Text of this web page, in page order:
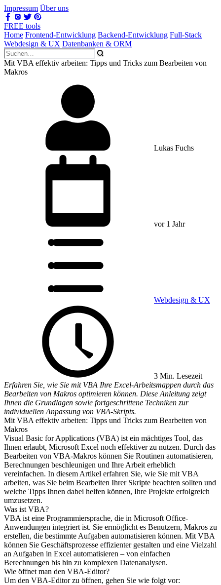
Impressum Über uns
FREE tools
Home Frontend-Entwicklung Backend-Entwicklung Full-Stack
Webdesign & UX Datenbanken & ORM
Mit VBA effektiv arbeiten: Tipps und Tricks zum Bearbeiten von
Makros
Lukas Fuchs
vor 1 Jahr
Webdesign & UX
3 Min. Lesezeit
Erfahren Sie, wie Sie mit VBA Ihre Excel-Arbeitsmappen durch das
Bearbeiten von Makros optimieren können. Diese Anleitung zeigt
Ihnen die Grundlagen sowie fortgeschrittene Techniken zur
individuellen Anpassung von VBA-Skripts.
Mit VBA effektiv arbeiten: Tipps und Tricks zum Bearbeiten von
Makros
Visual Basic for Applications (VBA) ist ein mächtiges Tool, das
Ihnen erlaubt, Microsoft Excel noch effektiver zu nutzen. Durch das
Bearbeiten von VBA-Makros können Sie Routinen automatisieren,
Berechnungen beschleunigen und Ihre Arbeit erheblich
vereinfachen. In diesem Artikel erfahren Sie, wie Sie mit VBA
arbeiten, was Sie beim Bearbeiten Ihrer Skripte beachten sollten und
welche Tipps Ihnen dabei helfen können, Ihre Projekte erfolgreich
umzusetzen.
Was ist VBA?
VBA ist eine Programmiersprache, die in Microsoft Office-
Anwendungen integriert ist. Sie ermöglicht es Benutzern, Makros zu
erstellen, die bestimmte Aufgaben automatisieren können. Mit VBA
können Sie Geschäftsprozesse effizienter gestalten und eine Vielzahl
an Aufgaben in Excel automatisieren – von einfachen
Berechnungen bis hin zu komplexen Datenanalysen.
Wie öffnet man den VBA-Editor?
Um den VBA-Editor zu öffnen, gehen Sie wie folgt vor: